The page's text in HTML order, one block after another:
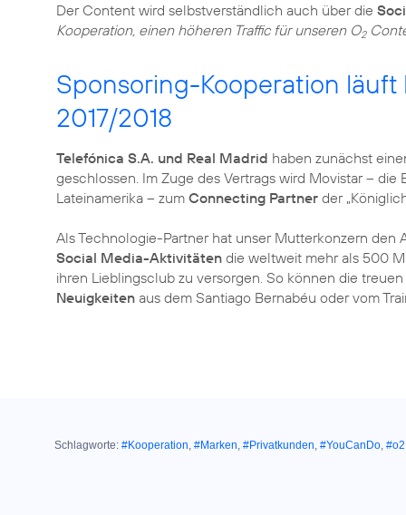
Der Content wird selbstverständlich auch über die
Kooperation, einen höheren Traffic für unseren O2
Sponsoring-Kooperation läuft
2017/2018
Telefónica S.A. und Real Madrid haben zunächst
geschlossen. Im Zuge des Vertrags wird Movistar –
Lateinamerika – zum Connecting Partner der
Als Technologie-Partner hat unser Mutterkonzern den
Social Media-Aktivitäten die weltweit mehr als 500
ihren Lieblingsclub zu versorgen. So können die
Neuigkeiten aus dem Santiago Bernabéu oder vom
Schlagworte: #Kooperation, #Marken, #Privatkunden, #YouCanDo, #o2